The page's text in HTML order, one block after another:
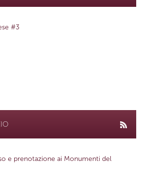
#3
e prenotazione ai Monumenti del